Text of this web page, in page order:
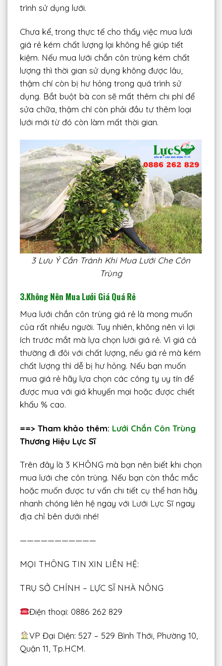
trình sử dụng lưới.
Chưa kể, trong thực tế cho thấy việc mua lưới
giá rẻ kém chất lượng lại không hề giúp tiết
kiệm. Nếu mua lưới chắn côn trùng kém chất
lượng thì thời gian sử dụng không được lâu,
thậm chí còn bị hư hỏng trong quá trình sử
dụng. Bắt buột bà con sẽ mất thêm chi phí để
sửa chữa, thậm chí còn phải đầu tư thêm loại
lưới mới từ đó còn làm mất thời gian.
3 Lưu Ý Cần Tránh Khi Mua Lưới Che Côn
Trùng
3.Không Nên Mua Lưới Giá Quá Rẻ
Mua lưới chắn côn trùng giá rẻ là mong muốn
của rất nhiều người. Tuy nhiên, không nên vì lợi
ích trước mắt mà lựa chọn lưới giá rẻ. Vì giá cả
thường đi đôi với chất lượng, nếu giá rẻ mà kém
chất lượng thì dễ bị hư hỏng. Nếu bạn muốn
mua giá rẻ hãy lựa chọn các công ty uy tín để
được mua với giá khuyến mại hoặc được chiết
khấu % cao.
==> Tham khảo thêm: Lưới Chắn Côn Trùng
Thương Hiệu Lực Sĩ
Trên đây là 3 KHÔNG mà bạn nên biết khi chọn
mua lưới che côn trùng. Nếu bạn còn thắc mắc
hoặc muốn được tư vấn chi tiết cụ thể hơn hãy
nhanh chóng liên hệ ngay với Lưới Lực Sĩ ngay
địa chỉ bên dưới nhé!
———————————
MỌI THÔNG TIN XIN LIÊN HỆ:
TRỤ SỞ CHÍNH – LỰC SĨ NHÀ NÔNG
Điện thoại: 0886 262 829
VP Đại Diện: 527 – 529 Bình Thới, Phường 10,
Quận 11, Tp.HCM.